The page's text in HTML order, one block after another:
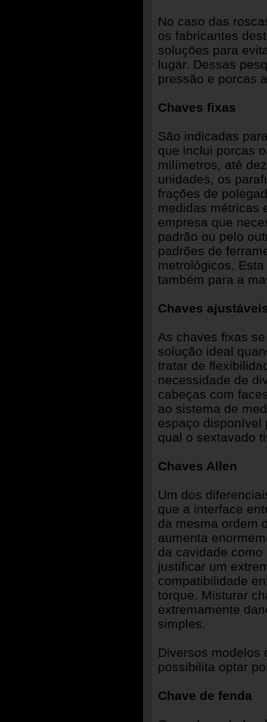
No caso das
os fabricantes
soluções para
lugar. Dessas
pressão e porcas
Chaves fixas
São indicadas
que inclui porcas
milímetros, até
unidades, os
frações de
medidas métricas
empresa que
padrão ou pelo
padrões de
metrológicos.
também para a
Chaves
As chaves fixas
solução ideal
tratar de
necessidade de
cabeças com
ao sistema de
espaço disponível
qual o sextavado
Chaves Allen
Um dos
que a interface
da mesma ordem
aumenta
da cavidade
justificar um
compatibilidade
torque. Misturar
extremamente
simples.
Diversos modelos
possibilita optar
Chave de fenda